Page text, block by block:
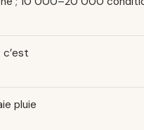
c’est
pluie